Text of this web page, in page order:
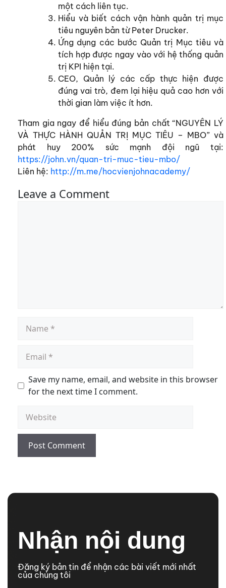
một cách liên tục.
Hiểu và biết cách vận hành quản trị mục
tiêu nguyên bản từ Peter Drucker.
Ứng dụng các bước Quản trị Mục tiêu và
tích hợp được ngay vào với hệ thống quản
trị KPI hiện tại.
CEO, Quản lý các cấp thực hiện được
đúng vai trò, đem lại hiệu quả cao hơn với
thời gian làm việc ít hơn.
Tham gia ngay để hiểu đúng bản chất “NGUYÊN LÝ
VÀ THỰC HÀNH QUẢN TRỊ MỤC TIÊU – MBO” và
phát huy 200% sức mạnh đội ngũ tại:
https://john.vn/quan-tri-muc-tieu-mbo/
Liên hệ: http://m.me/hocvienjohnacademy/
Leave a Comment
Save my name, email, and website in this browser
for the next time I comment.
Nhận nội dung
Đăng ký bản tin để nhận các bài viết mới nhất
của chúng tôi